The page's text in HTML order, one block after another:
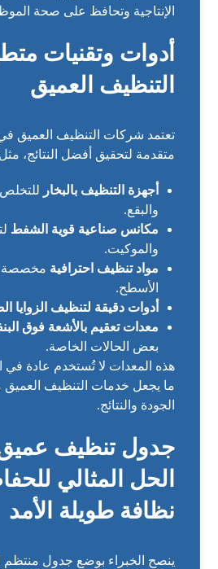
الإنتاجية وتحافظ على صحة
أدوات وتقنيات
التنظيف العميق
تعتمد شركات التنظيف العميق
متقدمة لتحقيق أفضل النتائج،
أجهزة التنظيف بالبخار للتخلص
والبقع.
مكانس صناعية قوية الشفط
والموكيت.
مواد تنظيف احترافية مخصصة
الأسطح.
أدوات دقيقة لتنظيف الزوايا
معدات تعقيم بالأشعة فوق
بعض الحالات الخاصة.
هذه المعدات لا تُستخدم عادة في
ما يجعل خدمات التنظيف
الجودة والنتائج.
جدول تنظيف
الحل المثالي
نظافة طويلة الأمد
ينصح الخبراء بوضع جدول